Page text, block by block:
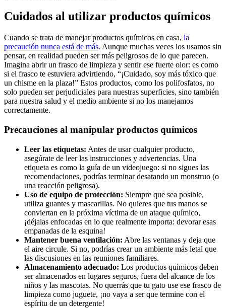
Cuidados al‌ utilizar productos‍ químicos
Cuando se‍ trata de ⁣manejar⁣ productos químicos en casa,​ la
precaución nunca está de más. Aunque‌ muchas veces los ⁢usamos sin
pensar, ⁤en realidad pueden ser más​ peligrosos de⁢ lo ⁢que parecen. ​
Imagina abrir un frasco​ de limpieza⁤ y sentir ese⁤ fuerte ​olor:‌ es como
‍si ‌el frasco ​te ⁢estuviera ⁣advirtiendo, “¡Cuidado, soy más‌ tóxico que
un chisme en‍ la plaza!”⁣ Estos productos, como los ​polifosfatos, ⁤no
solo⁢ pueden ser perjudiciales para ⁤nuestras superficies, sino también
para nuestra salud y el medio ⁢ambiente si no⁤ los manejamos
correctamente.
Precauciones al manipular productos químicos
Leer‌ las etiquetas: Antes de usar cualquier producto,​
asegúrate de⁤ leer ⁢las instrucciones‌ y advertencias. Una
etiqueta es como la ⁤guía ‌de un videojuego: si no​ sigues⁤ las
recomendaciones, podrías terminar desatando ​un monstruo (o
una reacción peligrosa).
Uso de ‌equipo de ‌protección: Siempre que sea posible,
utiliza guantes y mascarillas. No ⁣quieres que tus manos se‌
conviertan en ​la próxima víctima de un ‌ataque ​químico,
¡déjalas‍ enfocadas ⁣en lo⁤ que⁣ realmente importa: devorar esas
empanadas de la ​esquina!
Mantener buena ventilación: Abre las ⁢ventanas y deja que
el aire circule. Si no, podrías crear un ambiente más letal que
‍las discusiones en las reuniones familiares.
Almacenamiento adecuado: Los‌ productos químicos deben
ser​ almacenados en‌ lugares seguros,​ fuera del alcance de ⁣los⁣
niños y las mascotas. No querrás ​que tu gato use ⁤ese frasco de
limpieza como ‌juguete, ¡no⁤ vaya a ser⁤ que termine con el
espíritu​ de⁢ un detergente!